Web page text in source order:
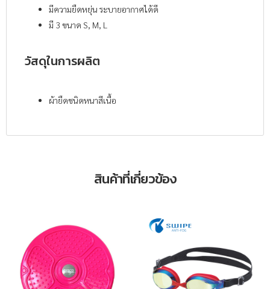
มีความยืดหยุ่น ระบายอากาศได้ดี
มี 3 ขนาด S, M, L
วัสดุในการผลิต
ผ้ายืดชนิดหนาสีเนื้อ
สินค้าที่เกี่ยวข้อง